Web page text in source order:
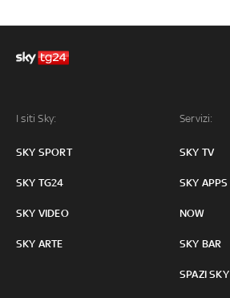
I siti Sky:
SKY SPORT
SKY TG24
SKY VIDEO
SKY ARTE
Servizi:
SKY TV
SKY APPS
NOW
SKY BAR
SPAZI SKY